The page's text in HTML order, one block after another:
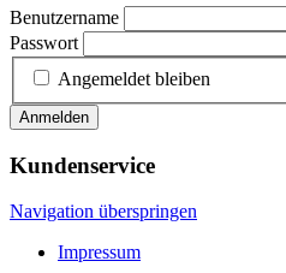
Benutzername
Passwort
Angemeldet bleiben
Anmelden
Kundenservice
Navigation überspringen
Impressum